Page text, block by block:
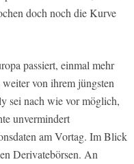
doch noch die Kurve
passiert, einmal mehr
von ihrem jüngsten
sei nach wie vor möglich,
unvermindert
am Vortag. Im Blick
Derivatebörsen. An